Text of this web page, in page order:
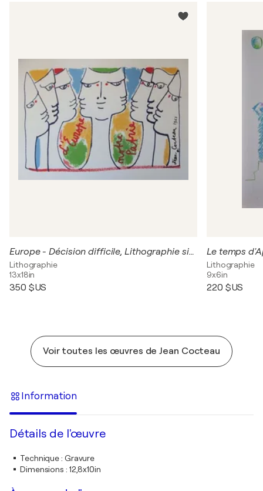
Europe - Décision difficile, Lithographie signée
Lithographie
13x18in
350 $US
Le temps
Lithographie
9x6in
220 $US
Voir toutes les œuvres de Jean Cocteau
Information
Détails de l'œuvre
Technique: Gravure
Dimensions : 12,8x10in